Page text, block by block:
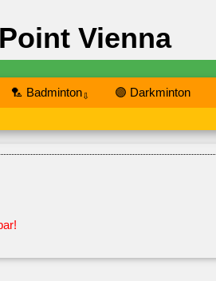
Vienna
🏸 Badminton⇩ 🟣 Darkminton